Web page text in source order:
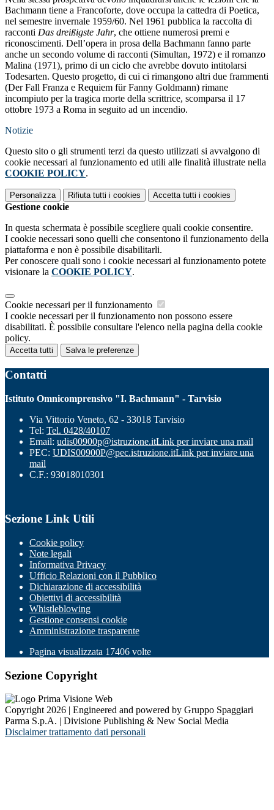
Bachmann tiene a Francoforte, dove occupa la cattedra di Poetica,
nel semestre invernale 1959/60. Nel 1961 pubblica la raccolta di
racconti Das dreißigste Jahr, che ottiene numerosi premi e
riconoscimenti. Dell’opera in prosa della Bachmann fanno parte
anche un secondo volume di racconti (Simultan, 1972) e il romanzo
Malina (1971), primo di un ciclo che avrebbe dovuto intitolarsi
Todesarten. Questo progetto, di cui ci rimangono altri due frammenti
(Der Fall Franza e Requiem für Fanny Goldmann) rimane
incompiuto per la tragica morte della scrittrice, scomparsa il 17
ottobre 1973 a Roma in seguito ad un incendio.
Notizie
Questo sito o gli strumenti terzi da questo utilizzati si avvalgono di
cookie necessari al funzionamento ed utili alle finalità illustrate nella
COOKIE POLICY.
Personalizza Rifiuta tutti i cookies Accetta tutti i cookies
Gestione cookie
In questa schermata è possibile scegliere quali cookie consentire.
I cookie necessari sono quelli che consentono il funzionamento della
piattaforma e non è possibile disabilitarli.
Per conoscere quali sono i cookie necessari al funzionamento potete
visionare la COOKIE POLICY.
Cookie necessari per il funzionamento
I cookie necessari per il funzionamento non possono essere
disabilitati. È possibile consultare l'elenco nella pagina della cookie
policy.
Accetta tutti Salva le preferenze
Contatti
Istituto Omnicomprensivo "I. Bachmann" - Tarvisio
Via Vittorio Veneto, 62 - 33018 Tarvisio
Tel: Tel. 0428/40107
Email: udis00900p@istruzione.itLink per inviare una mail
PEC: UDIS00900P@pec.istruzione.itLink per inviare una
mail
C.F.: 93018010301
Sezione Link Utili
Cookie policy
Note legali
Informativa Privacy
Ufficio Relazioni con il Pubblico
Dichiarazione di accessibilità
Obiettivi di accessibilità
Whistleblowing
Gestione consensi cookie
Amministrazione trasparente
Pagina visualizzata 17406 volte
Sezione Copyright
Copyright 2026 | Engineered and powered by Gruppo Spaggiari
Parma S.p.A. | Divisione Publishing & New Social Media
Disclaimer trattamento dati personali